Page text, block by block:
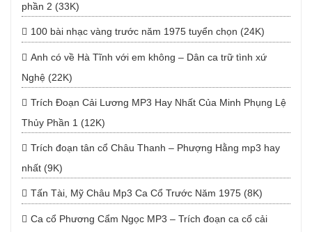
phần 2 (33K)
100 bài nhạc vàng trước năm 1975 tuyển chọn (24K)
Anh có về Hà Tĩnh với em không – Dân ca trữ tình xứ
Nghệ (22K)
Trích Đoạn Cải Lương MP3 Hay Nhất Của Minh Phụng Lệ
Thủy Phần 1 (12K)
Trích đoạn tân cổ Châu Thanh – Phượng Hằng mp3 hay
nhất (9K)
Tấn Tài, Mỹ Châu Mp3 Ca Cổ Trước Năm 1975 (8K)
Ca cổ Phương Cẩm Ngọc MP3 – Trích đoạn ca cổ cải